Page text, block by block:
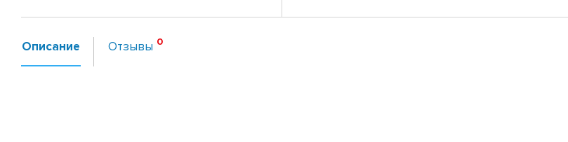
Описание Отзывы